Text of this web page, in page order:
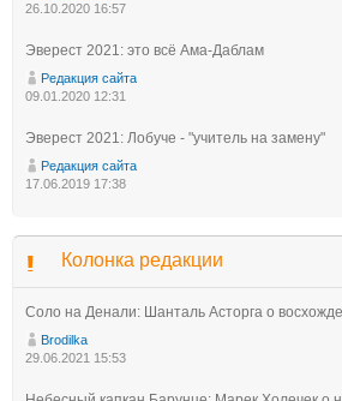
26.10.2020 16:57
Эверест 2021: это всё Ама-Даблам
Редакция сайта
09.01.2020 12:31
Эверест 2021: Лобуче - "учитель на замену"
Редакция сайта
17.06.2019 17:38
Колонка редакции
Соло на Денали: Шанталь Асторга о
Brodilka
29.06.2021 15:53